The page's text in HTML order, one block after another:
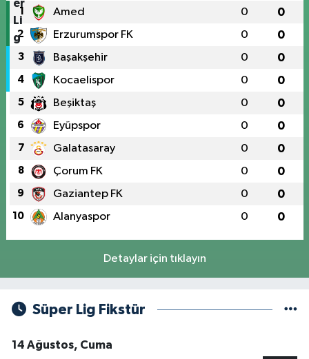
1 Amed 0 0
2 Erzurumspor FK 0 0
3 Başakşehir 0 0
4 Kocaelispor 0 0
5 Beşiktaş 0 0
6 Eyüpspor 0 0
7 Galatasaray 0 0
8 Çorum FK 0 0
9 Gaziantep FK 0 0
10 Alanyaspor 0 0
Detaylar için tıklayın
Süper Lig Fikstür
14 Ağustos, Cuma